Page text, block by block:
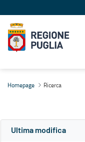
Homepage Ricerca
Ultima modifica